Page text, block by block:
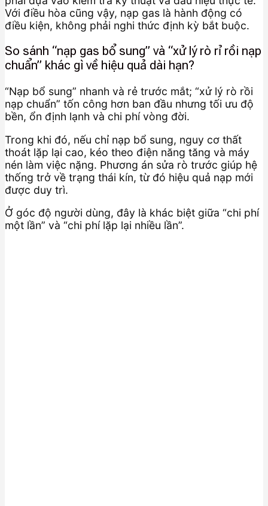
Với điều hòa cũng vậy, nạp gas là hành động có
điều kiện, không phải nghi thức định kỳ bắt buộc.
So sánh “nạp gas bổ sung” và “xử lý rò rỉ rồi nạp
chuẩn” khác gì về hiệu quả dài hạn?
“Nạp bổ sung” nhanh và rẻ trước mắt; “xử lý rò rồi
nạp chuẩn” tốn công hơn ban đầu nhưng tối ưu độ
bền, ổn định lạnh và chi phí vòng đời.
Trong khi đó, nếu chỉ nạp bổ sung, nguy cơ thất
thoát lặp lại cao, kéo theo điện năng tăng và máy
nén làm việc nặng. Phương án sửa rò trước giúp hệ
thống trở về trạng thái kín, từ đó hiệu quả nạp mới
được duy trì.
Ở góc độ người dùng, đây là khác biệt giữa “chi phí
một lần” và “chi phí lặp lại nhiều lần”.